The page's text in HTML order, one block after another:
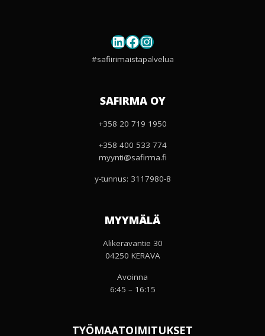
LinkedIn
Facebook
Instagram
#safiirimaistapalvelua
SAFIRMA OY
+358 20 719 1950
+358 400 533 774
myynti@safirma.fi
y-tunnus: 3117980-8
MYYMÄLÄ
Alikeravantie 30
04250 KERAVA
Avoinna
6:45 – 16:15
TYÖMAATOIMITUKSET